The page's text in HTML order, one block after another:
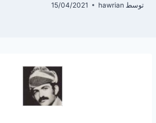
توسط hawrian
15/04/2021